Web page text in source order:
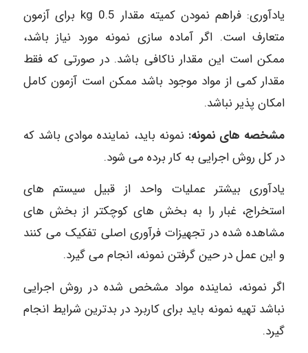
یادآوری: فراهم نمودن کمیته مقدار kg 0.5 برای آزمون
متعارف است. اگر آماده سازی نمونه مورد نیاز باشد،
ممکن است این مقدار ناکافی باشد. در صورتی که فقط
مقدار کمی از مواد موجود باشد ممکن است آزمون کامل
امکان پذیر نباشد.
مشخصه های نمونه: نمونه باید، نماینده موادی باشد که
در کل روش اجرایی به کار برده می شود.
یادآوری بیشتر عملیات واحد از قبیل سیستم های
استخراج، غبار را به بخش های کوچکتر از بخش های
مشاهده شده در تجهیزات فرآوری اصلی تفکیک می کنند
و این عمل در حین گرفتن نمونه، انجام می گیرد.
اگر نمونه، نماینده مواد مشخص شده در روش اجرایی
نباشد تهیه نمونه باید برای کاربرد در بدترین شرایط انجام
گیرد.